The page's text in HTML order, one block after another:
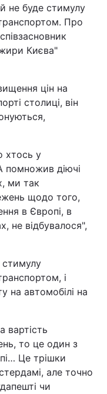
не буде стимулу
Про
Києва"
цін на
столиці, він
хтось у
помножив діючі
ми так
щодо того,
в Європі, в
не відбувалося",
стимулу
і
на автомобілі на
вартість
то це один з
Це трішки
але точно
чи